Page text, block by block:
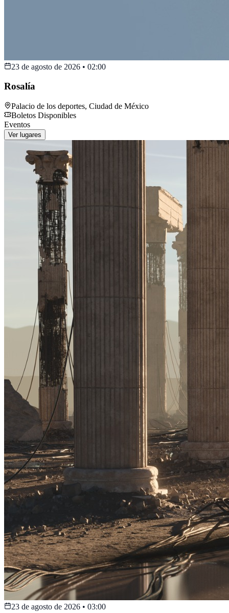
23 de agosto de 2026 • 02:00
Rosalía
Palacio de los deportes, Ciudad de México
Boletos Disponibles
Eventos
Ver lugares
23 de agosto de 2026 • 03:00